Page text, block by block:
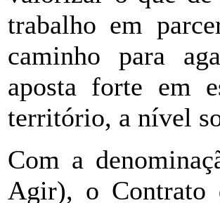
trabalho em
caminho para
aposta forte em
território, a nível
Com a
Agir), o Contrato